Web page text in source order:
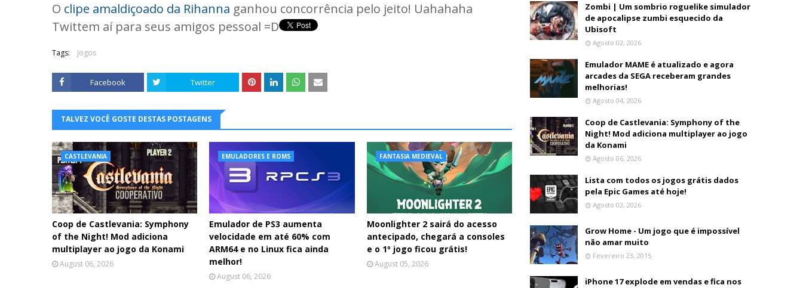
O clipe amaldiçoado da Rihanna ganhou concorrência pelo jeito! Uahahaha
Twittem aí para seus amigos pessoal =D
Tags: Jogos
Facebook Twitter
TALVEZ VOCÊ GOSTE DESTAS POSTAGENS
CASTLEVANIA
Coop de Castlevania: Symphony
of the Night! Mod adiciona
multiplayer ao jogo da Konami
August 06, 2026
EMULADORES E ROMS
Emulador de PS3 aumenta
velocidade em até 60% com
ARM64 e no Linux fica ainda
melhor!
August 06, 2026
FANTASIA MEDIEVAL
Moonlighter 2 sairá do acesso
antecipado, chegará a consoles
e o 1º jogo ficou grátis!
August 05, 2026
Zombi | Um sombrio roguelike simulador
de apocalipse zumbi esquecido da
Ubisoft
Agosto 02, 2026
Emulador MAME é atualizado e agora
arcades da SEGA receberam grandes
melhorias!
Agosto 04, 2026
Coop de Castlevania: Symphony of the
Night! Mod adiciona multiplayer ao jogo
da Konami
Agosto 06, 2026
Lista com todos os jogos grátis dados
pela Epic Games até hoje!
Agosto 02, 2026
Grow Home - Um jogo que é impossível
não amar muito
Fevereiro 23, 2015
iPhone 17 explode em vendas e fica nos